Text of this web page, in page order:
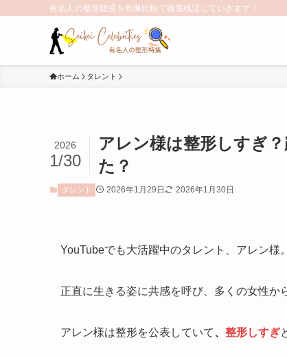
有名人の整形疑惑を画像比較で徹底検証していきます！
ホーム タレント
アレン様は整形しすぎ
た？
2026
1/30
タレント 2026年1月29日 2026年1月30日
YouTubeでも大活躍中のタレント、アレン様。
正直に生きる姿に共感を呼び、多くの女性か
アレン様は整形を公表していて、 整形しすぎ